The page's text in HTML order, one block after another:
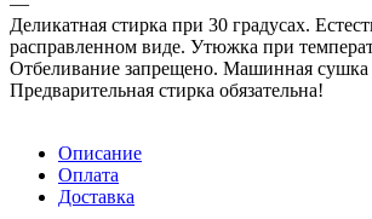
Деликатная стирка при 30 градусах.
расправленном виде. Утюжка при
Отбеливание запрещено. Машинная сушка
Предварительная стирка обязательна!
Описание
Оплата
Доставка